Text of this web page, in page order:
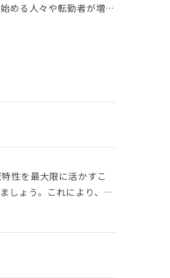
める人々や転勤者が増…
性を最大限に活かすこ
しょう。これにより、…